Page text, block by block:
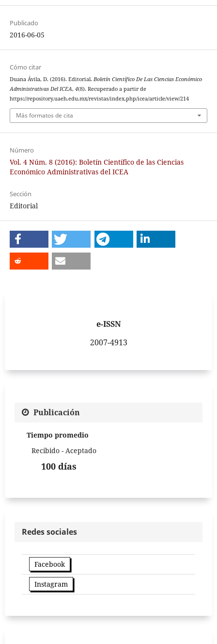
Publicado
2016-06-05
Cómo citar
Duana Ávila, D. (2016). Editorial. Boletín Científico De Las Ciencias Económico
Administrativas Del ICEA, 4(8). Recuperado a partir de
https://repository.uaeh.edu.mx/revistas/index.php/icea/article/view/214
Más formatos de cita
Número
Vol. 4 Núm. 8 (2016): Boletín Científico de las Ciencias
Económico Administrativas del ICEA
Sección
Editorial
e-ISSN
2007-4913
Publicación
Tiempo promedio
Recibido - Aceptado
100 días
Redes sociales
Facebook
Instagram